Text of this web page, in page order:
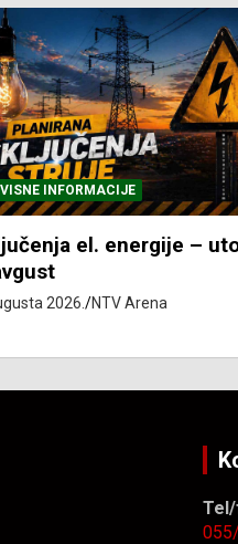
VIJESTI VRIJEME
sunčano i vruće
2026.